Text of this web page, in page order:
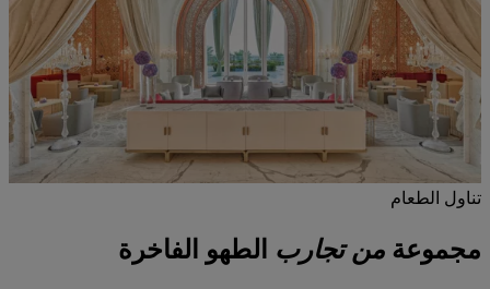
تناول الطعام
مجموعة من تجارب الطهو الفاخرة